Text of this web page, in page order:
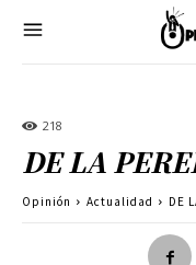
218
DE LA
Opinión Actualidad DE